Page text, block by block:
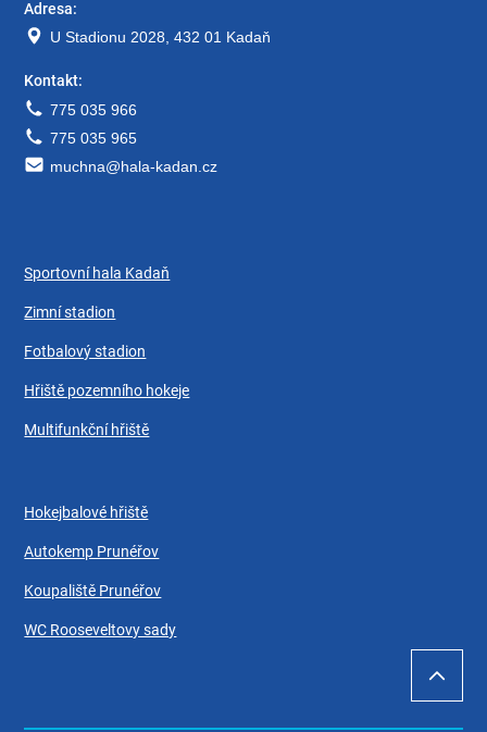
Adresa:
U Stadionu 2028, 432 01 Kadaň
Kontakt:
775 035 966
775 035 965
muchna@hala-kadan.cz
Sportovní hala Kadaň
Zimní stadion
Fotbalový stadion
Hřiště pozemního hokeje
Multifunkční hřiště
Hokejbalové hřiště
Autokemp Prunéřov
Koupaliště Prunéřov
WC Rooseveltovy sady